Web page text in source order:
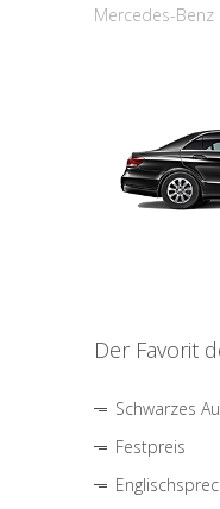
Mercedes-Benz
Der Favorit
Schwarzes
Festpreis